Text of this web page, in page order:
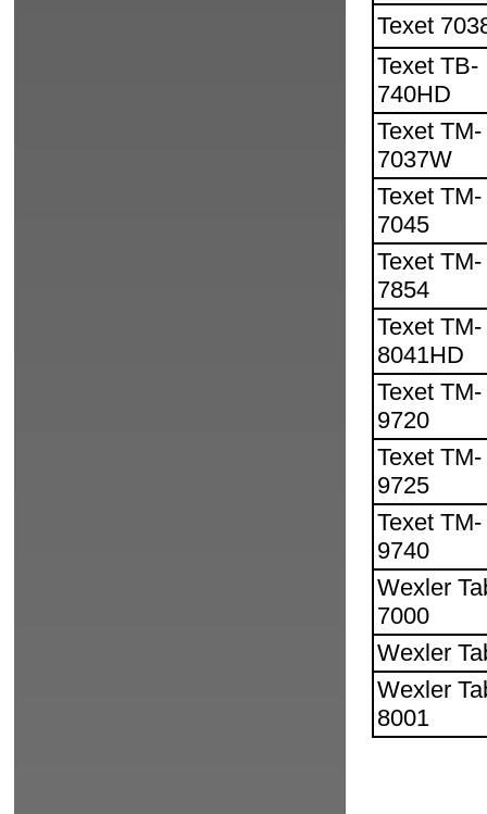
Texet
Texet TB-
740HD
Texet TM-
7037W
Texet TM-
7045
Texet TM-
7854
Texet TM-
8041HD
Texet TM-
9720
Texet TM-
9725
Texet TM-
9740
Wexler
7000
Wexler
Wexler
8001